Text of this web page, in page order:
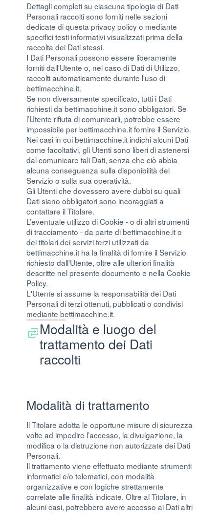
Dettagli completi su ciascuna tipologia di Dati
Personali raccolti sono forniti nelle sezioni
dedicate di questa privacy policy o mediante
specifici testi informativi visualizzati prima della
raccolta dei Dati stessi.
I Dati Personali possono essere liberamente
forniti dall'Utente o, nel caso di Dati di Utilizzo,
raccolti automaticamente durante l'uso di
bettimacchine.it.
Se non diversamente specificato, tutti i Dati
richiesti da bettimacchine.it sono obbligatori. Se
l’Utente rifiuta di comunicarli, potrebbe essere
impossibile per bettimacchine.it fornire il Servizio.
Nei casi in cui bettimacchine.it indichi alcuni Dati
come facoltativi, gli Utenti sono liberi di astenersi
dal comunicare tali Dati, senza che ciò abbia
alcuna conseguenza sulla disponibilità del
Servizio o sulla sua operatività.
Gli Utenti che dovessero avere dubbi su quali
Dati siano obbligatori sono incoraggiati a
contattare il Titolare.
L’eventuale utilizzo di Cookie - o di altri strumenti
di tracciamento - da parte di bettimacchine.it o
dei titolari dei servizi terzi utilizzati da
bettimacchine.it ha la finalità di fornire il Servizio
richiesto dall'Utente, oltre alle ulteriori finalità
descritte nel presente documento e nella Cookie
Policy.
L'Utente si assume la responsabilità dei Dati
Personali di terzi ottenuti, pubblicati o condivisi
mediante bettimacchine.it.
Modalità e luogo del
trattamento dei Dati
raccolti
Modalità di trattamento
Il Titolare adotta le opportune misure di sicurezza
volte ad impedire l’accesso, la divulgazione, la
modifica o la distruzione non autorizzate dei Dati
Personali.
Il trattamento viene effettuato mediante strumenti
informatici e/o telematici, con modalità
organizzative e con logiche strettamente
correlate alle finalità indicate. Oltre al Titolare, in
alcuni casi, potrebbero avere accesso ai Dati altri